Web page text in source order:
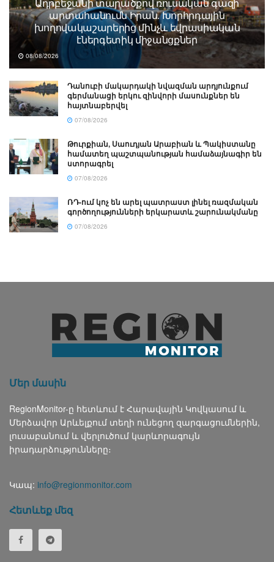
Ադրբեջանի տարածքով ռուսական գազի
արտահանումն Իրան. Խորհրդային
խողովակաշարերից մինչև եվրասիական
էներգետիկ միջանցքներ
08/08/2026
Դանուբի մակարդակի նվազման արդյունքում
գերմանացի երկու զինվորի մասունքներ են
հայտնաբերվել
07/08/2026
Թուրքիան, Սաուդյան Արաբիան և Պակիստանը
համատեղ պաշտպանության համաձայնագիր են
ստորագրել
07/08/2026
ՌԴ-ում կոչ են արել պատրաստ լինել ռազմական
գործողությունների երկարատև շարունակմանը
07/08/2026
Մեր մասին
RegionMonitor-ը հետևում է Հարավային Կովկասում և
Մերձավոր Արևելքում տեղի ունեցող զարգացումներին,
լուսաբանում և վերլուծում կարևորագույն
իրադարձությունները։
Կապ: info@regionmonitor.com
Հետևեք մեզ